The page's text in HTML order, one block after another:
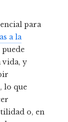
para
a la
vida, y
lo que
o, en